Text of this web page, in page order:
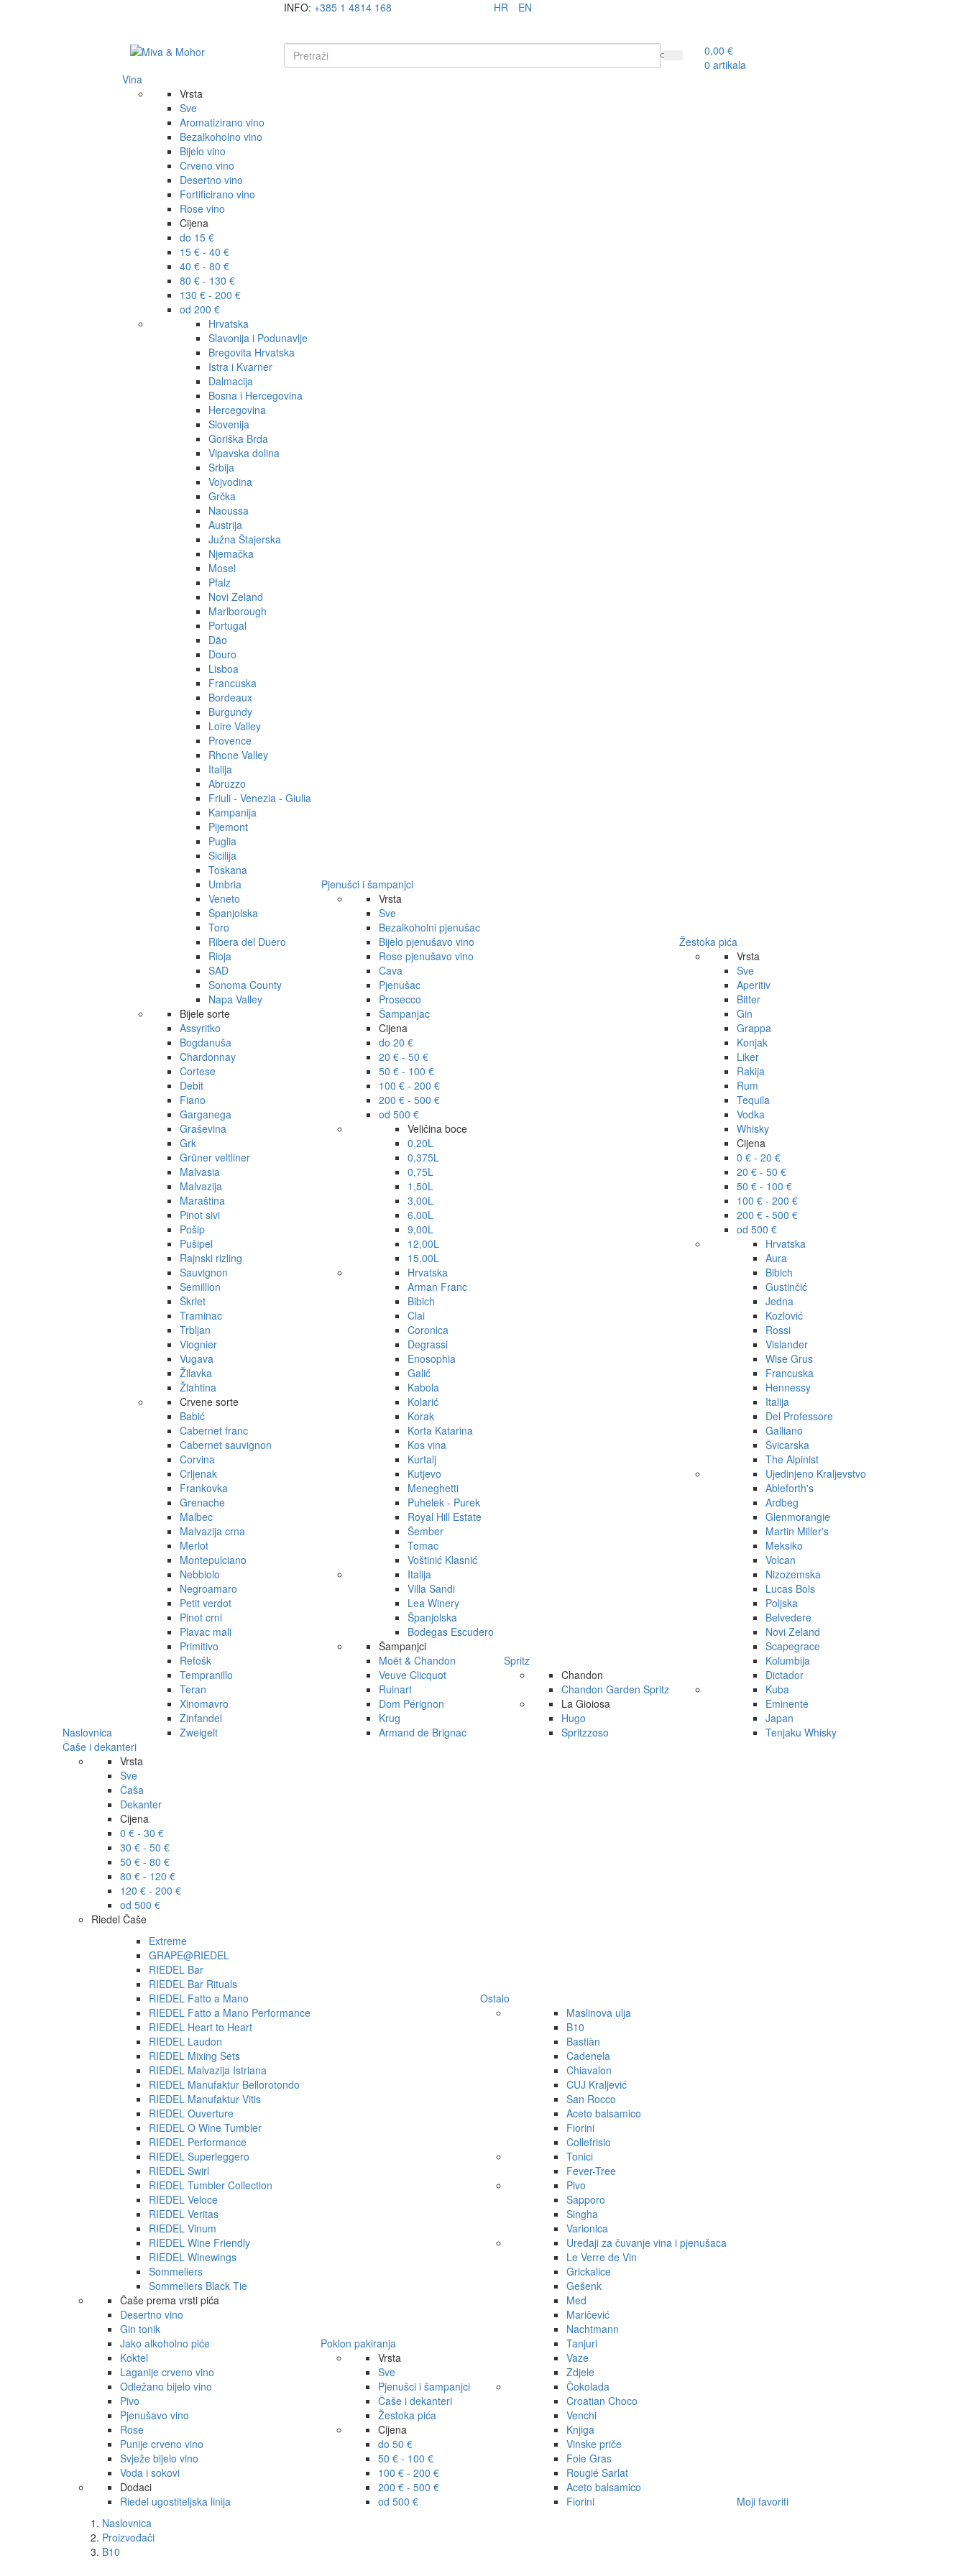
INFO: +385 1 4814 168 HR EN
0,00 €
0 artikala
Naslovnica
Vina
Vrsta
Sve
Aromatizirano vino
Bezalkoholno vino
Bijelo vino
Crveno vino
Desertno vino
Fortificirano vino
Rose vino
Cijena
do 15 €
15 € - 40 €
40 € - 80 €
80 € - 130 €
130 € - 200 €
od 200 €
Hrvatska
Slavonija i Podunavlje
Bregovita Hrvatska
Istra i Kvarner
Dalmacija
Bosna i Hercegovina
Hercegovina
Slovenija
Goriška Brda
Vipavska dolina
Srbija
Vojvodina
Grčka
Naoussa
Austrija
Južna Štajerska
Njemačka
Mosel
Pfalz
Novi Zeland
Marlborough
Portugal
Dão
Douro
Lisboa
Francuska
Bordeaux
Burgundy
Loire Valley
Provence
Rhone Valley
Italija
Abruzzo
Friuli - Venezia - Giulia
Kampanija
Pijemont
Puglia
Sicilija
Toskana
Umbria
Veneto
Španjolska
Toro
Ribera del Duero
Rioja
SAD
Sonoma County
Napa Valley
Bijele sorte
Assyritko
Bogdanuša
Chardonnay
Cortese
Debit
Fiano
Garganega
Graševina
Grk
Grüner veltliner
Malvasia
Malvazija
Maraština
Pinot sivi
Pošip
Pušipel
Rajnski rizling
Sauvignon
Semillion
Škrlet
Traminac
Trbljan
Viognier
Vugava
Žilavka
Žlahtina
Crvene sorte
Babić
Cabernet franc
Cabernet sauvignon
Corvina
Crljenak
Frankovka
Grenache
Malbec
Malvazija crna
Merlot
Montepulciano
Nebbiolo
Negroamaro
Petit verdot
Pinot crni
Plavac mali
Primitivo
Refošk
Tempranillo
Teran
Xinomavro
Zinfandel
Zweigelt
Pjenušci i šampanjci
Vrsta
Sve
Bezalkoholni pjenušac
Bijelo pjenušavo vino
Rose pjenušavo vino
Cava
Pjenušac
Prosecco
Šampanjac
Cijena
do 20 €
20 € - 50 €
50 € - 100 €
100 € - 200 €
200 € - 500 €
od 500 €
Veličina boce
0,20L
0,375L
0,75L
1,50L
3,00L
6,00L
9,00L
12,00L
15,00L
Hrvatska
Arman Franc
Bibich
Clai
Coronica
Degrassi
Enosophia
Galić
Kabola
Kolarić
Korak
Korta Katarina
Kos vina
Kurtalj
Kutjevo
Meneghetti
Puhelek - Purek
Royal Hill Estate
Šember
Tomac
Voštinić Klasnić
Italija
Villa Sandi
Lea Winery
Španjolska
Bodegas Escudero
Šampanjci
Moët & Chandon
Veuve Clicquot
Ruinart
Dom Pérignon
Krug
Armand de Brignac
Spritz
Chandon
Chandon Garden Spritz
La Gioiosa
Hugo
Spritzzoso
Žestoka pića
Vrsta
Sve
Aperitiv
Bitter
Gin
Grappa
Konjak
Liker
Rakija
Rum
Tequila
Vodka
Whisky
Cijena
0 € - 20 €
20 € - 50 €
50 € - 100 €
100 € - 200 €
200 € - 500 €
od 500 €
Hrvatska
Aura
Bibich
Gustinčić
Jedna
Kozlović
Rossi
Vislander
Wise Grus
Francuska
Hennessy
Italija
Del Professore
Galliano
Švicarska
The Alpinist
Ujedinjeno Kraljevstvo
Ableforth's
Ardbeg
Glenmorangie
Martin Miller's
Meksiko
Volcan
Nizozemska
Lucas Bols
Poljska
Belvedere
Novi Zeland
Scapegrace
Kolumbija
Dictador
Kuba
Eminente
Japan
Tenjaku Whisky
Čaše i dekanteri
Vrsta
Sve
Čaša
Dekanter
Cijena
0 € - 30 €
30 € - 50 €
50 € - 80 €
80 € - 120 €
120 € - 200 €
od 500 €
Riedel Čaše
Extreme
GRAPE@RIEDEL
RIEDEL Bar
RIEDEL Bar Rituals
RIEDEL Fatto a Mano
RIEDEL Fatto a Mano Performance
RIEDEL Heart to Heart
RIEDEL Laudon
RIEDEL Mixing Sets
RIEDEL Malvazija Istriana
RIEDEL Manufaktur Bellorotondo
RIEDEL Manufaktur Vitis
RIEDEL Ouverture
RIEDEL O Wine Tumbler
RIEDEL Performance
RIEDEL Superleggero
RIEDEL Swirl
RIEDEL Tumbler Collection
RIEDEL Veloce
RIEDEL Veritas
RIEDEL Vinum
RIEDEL Wine Friendly
RIEDEL Winewings
Sommeliers
Sommeliers Black Tie
Čaše prema vrsti pića
Desertno vino
Gin tonik
Jako alkoholno piće
Koktel
Laganije crveno vino
Odležano bijelo vino
Pivo
Pjenušavo vino
Rose
Punije crveno vino
Svježe bijelo vino
Voda i sokovi
Dodaci
Riedel ugostiteljska linija
Poklon pakiranja
Vrsta
Sve
Pjenušci i šampanjci
Čaše i dekanteri
Žestoka pića
Cijena
do 50 €
50 € - 100 €
100 € - 200 €
200 € - 500 €
od 500 €
Ostalo
Maslinova ulja
B10
Bastiàn
Cadenela
Chiavalon
CUJ Kraljević
San Rocco
Aceto balsamico
Fiorini
Collefrisio
Tonici
Fever-Tree
Pivo
Sapporo
Singha
Varionica
Uređaji za čuvanje vina i pjenušaca
Le Verre de Vin
Grickalice
Gešenk
Med
Maričević
Nachtmann
Tanjuri
Vaze
Zdjele
Čokolada
Croatian Choco
Venchi
Knjiga
Vinske priče
Foie Gras
Rougié Sarlat
Aceto balsamico
Fiorini
Moji favoriti
Naslovnica
Proizvođači
B10